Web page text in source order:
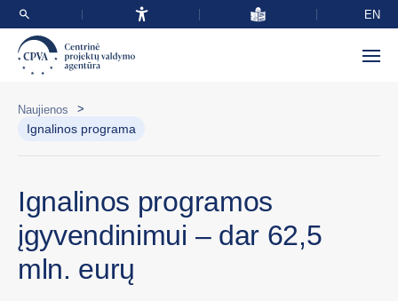
EN
Naujienos >
Ignalinos programa
Ignalinos programos
įgyvendinimui – dar 62,5
mln. eurų